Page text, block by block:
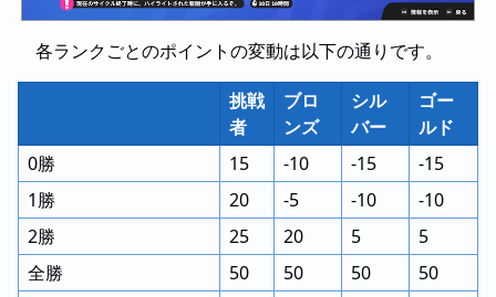
各ランクごとのポイントの変動は以下の通りです。
挑戦
者
ブロ
ンズ
シル
バー
ゴー
ルド
0勝
15 -10 -15
-15
1勝
20 -5 -10
-10
2勝
25 20 5
5
全勝
50 50 50
50